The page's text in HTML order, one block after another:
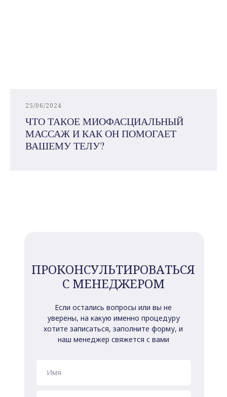
25/06/2024
ЧТО ТАКОЕ МИОФАСЦИАЛЬНЫЙ
МАССАЖ И КАК ОН ПОМОГАЕТ
ВАШЕМУ ТЕЛУ?
ПРОКОНСУЛЬТИРОВАТЬСЯ
С МЕНЕДЖЕРОМ
Если остались вопросы или вы не
уверены, на какую именно процедуру
хотите записаться, заполните форму, и
наш менеджер свяжется с вами